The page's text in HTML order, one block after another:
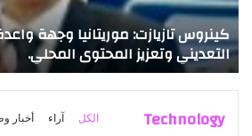
كينروس تازيازت: موريتانيا وجهة
التعديني وتعزيز المحتوى المحلي.
Technology الكل آراء أخبار